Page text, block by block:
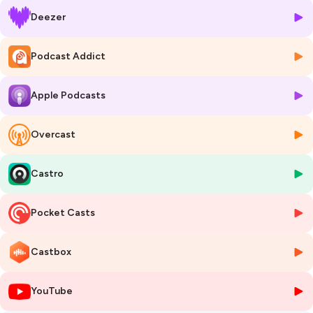
la valeur de notre contribution.
un agenda spacieux pour permettre à chacun de ces archétypes de se
déployer et à notre entreprise de fleurir sans s’épuiser.
Les 10 facettes de l’entrepreneure sont celles que l’on explore en détail
dans mon Mastermind et que je vous apprends à INCARNER dans
votre vie et votre activité.
novembre 2025 au 20 janvier 2026. Les inscriptions sont
actuellement en cours.
C’est une mine d’or pour les (futurs) entrepreneurs qui souhaitent
concilier impact, prospérité économique et écologie personnelle. 🌱✨
Découvrir le programme :
Deezer
Podcast Addict
Apple Podcasts
Overcast
Castro
Pocket Casts
Castbox
YouTube